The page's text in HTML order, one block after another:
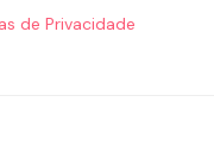
de Privacidade